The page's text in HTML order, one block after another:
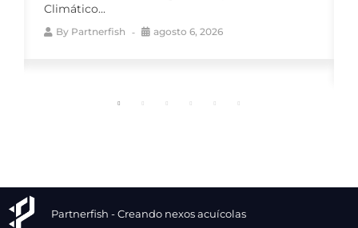
salmonera, mediante talleres especializados y
un ciclo de...
Partnerfish - Creando nexos acuícolas